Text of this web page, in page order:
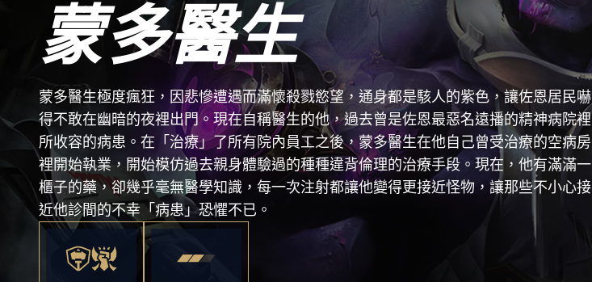
蒙多醫生
蒙多醫生極度瘋狂，因悲慘遭遇而滿懷殺戮慾望，通身都是駭人的紫色，讓佐恩居民嚇
得不敢在幽暗的夜裡出門。現在自稱醫生的他，過去曾是佐恩最惡名遠播的精神病院裡
所收容的病患。在「治療」了所有院內員工之後，蒙多醫生在他自己曾受治療的空病房
裡開始執業，開始模仿過去親身體驗過的種種違背倫理的治療手段。現在，他有滿滿一
櫃子的藥，卻幾乎毫無醫學知識，每一次注射都讓他變得更接近怪物，讓那些不小心接
近他診間的不幸「病患」恐懼不已。